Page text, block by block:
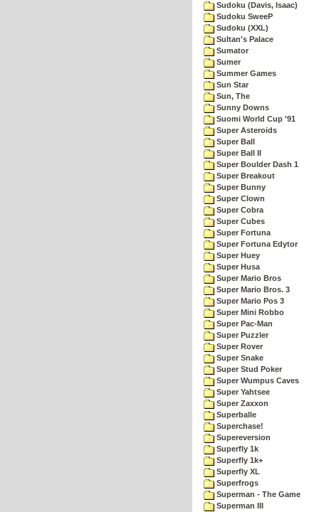
Sudoku (Davis, Isaac)
Sudoku SweeP
Sudoku (XXL)
Sultan's Palace
Sumator
Sumer
Summer Games
Sun Star
Sun, The
Sunny Downs
Suomi World Cup '91
Super Asteroids
Super Ball
Super Ball II
Super Boulder Dash 1
Super Breakout
Super Bunny
Super Clown
Super Cobra
Super Cubes
Super Fortuna
Super Fortuna Edytor
Super Huey
Super Husa
Super Mario Bros
Super Mario Bros. 3
Super Mario Pos 3
Super Mini Robbo
Super Pac-Man
Super Puzzler
Super Rover
Super Snake
Super Stud Poker
Super Wumpus Caves
Super Yahtsee
Super Zaxxon
Superballe
Superchase!
Supereversion
Superfly 1k
Superfly 1k+
Superfly XL
Superfrogs
Superman - The Game
Superman III